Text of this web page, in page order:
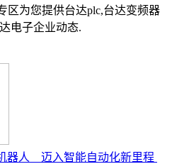
区为您提供台达plc,台达变频器
电子企业动态.
器人 迈入智能自动化新里程